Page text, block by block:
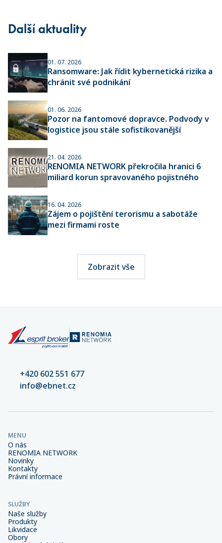
Další aktuality
01. 07. 2026
Ransomware: Jak řídit kybernetická rizika a
chránit své podnikání
01. 06. 2026
Pozor na fantomové dopravce. Podvody v
logistice jsou stále sofistikovanější
21. 04. 2026
RENOMIA NETWORK překročila hranici 6
miliard korun spravovaného pojistného
16. 04. 2026
Zájem o pojištění terorismu a sabotáže
mezi firmami roste
Zobrazit vše
+420 602 551 677
info@ebnet.cz
MENU
O nás
RENOMIA NETWORK
Novinky
Kontakty
Právní informace
SLUŽBY
Naše služby
Produkty
Likvidace
Obory